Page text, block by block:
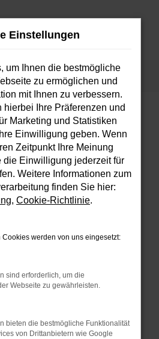
ERROR
aufgetreten.
die dir helfen können:
Firewall und deine
zum Beispiel
wie Werbeblocker,
bestimmter Seiten
oder in einem privaten
Einstellungen
um Ihnen die bestmögliche
zu ermöglichen und
mit Ihnen zu verbessern.
Ihre Präferenzen und
Marketing und Statistiken
Einwilligung geben. Wenn
Zeitpunkt Ihre Meinung
die Einwilligung jederzeit für
Weitere Informationen zum
finden Sie hier:
, Cookie-Richtlinie.
werden von uns eingesetzt:
sind erforderlich, um die
Webseite zu gewährleisten.
bieten die bestmögliche Funktionalität
von Drittanbietern wie Google